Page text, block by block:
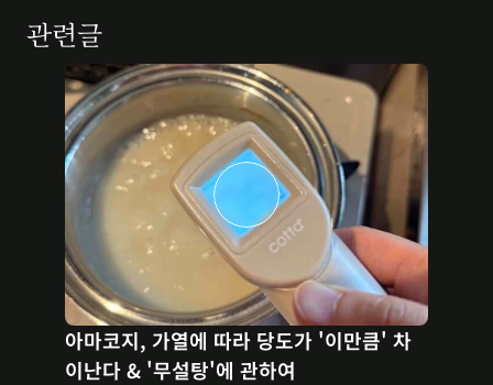
관련글
아마코지, 가열에 따라 당도가 '이만큼' 차
이난다 & '무설탕'에 관하여